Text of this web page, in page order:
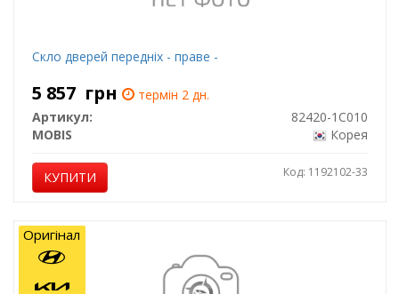
Скло дверей передніх - праве -
5 857 грн
термін 2 дн.
Артикул:
82420-1C010
MOBIS
Корея
КУПИТИ Код: 1192102-33
Оригінал